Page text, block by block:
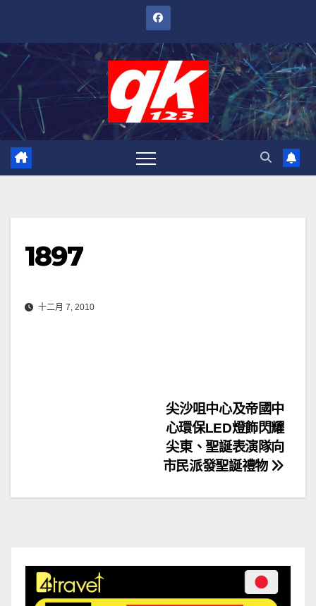
內
1897
十二月 7, 2010
覽
尖沙咀中心及帝國中
心環保LED燈飾閃耀
尖東、聖誕表演隊向
市民派發聖誕禮物